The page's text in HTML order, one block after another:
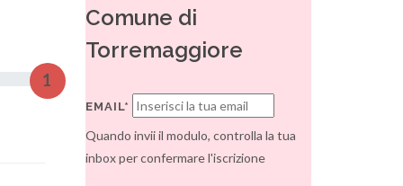
1
Comune di
Torremaggiore
EMAIL*
Quando invii il modulo, controlla la tua
inbox per confermare l'iscrizione